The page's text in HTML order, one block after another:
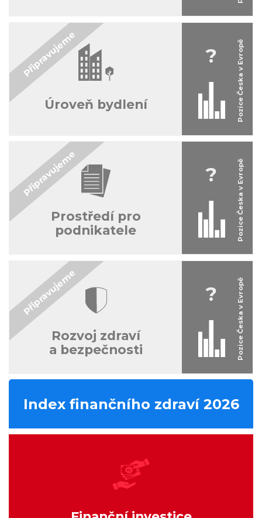
Úroveň bydlení
?
Prostředí pro
podnikatele
?
Rozvoj zdraví
a bezpečnosti
?
Index finančního zdraví 2026